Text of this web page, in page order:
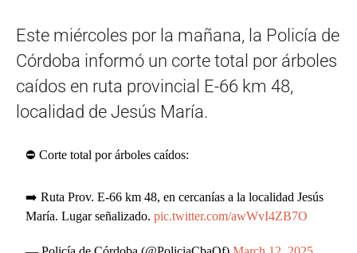
Este miércoles por la mañana, la Policía de
Córdoba informó un corte total por árboles
caídos en ruta provincial E-66 km 48,
localidad de Jesús María.
⛔️ Corte total por árboles caídos:
➡️ Ruta Prov. E-66 km 48, en cercanías a la localidad Jesús
María. Lugar señalizado.pic.twitter.com/awWvI4ZB7O